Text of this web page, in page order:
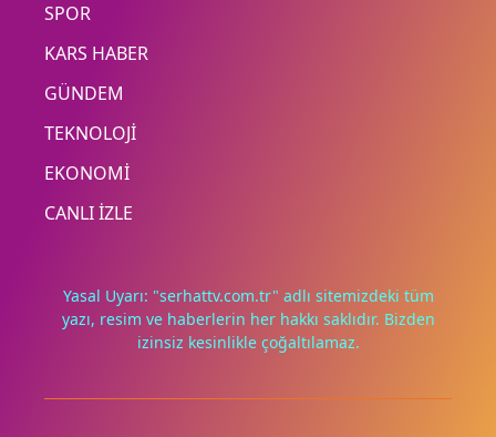
Deneyimini iyileştirmek ve içeriğimizi geliştirmek için çerezler
SPOR
KARS HABER
GÜNDEM
TEKNOLOJİ
EKONOMİ
CANLI İZLE
Yasal Uyarı: "serhattv.com.tr" adlı sitemizdeki tüm
yazı, resim ve haberlerin her hakkı saklıdır. Bizden
izinsiz kesinlikle çoğaltılamaz.